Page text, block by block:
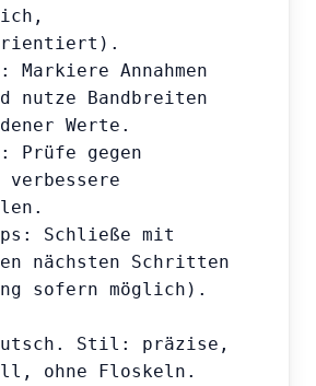
Markiere Annahmen
nutze Bandbreiten
Werte.
Prüfe gegen
Schließe mit
nächsten Schritten
sofern möglich).
Stil: präzise,
ohne Floskeln.